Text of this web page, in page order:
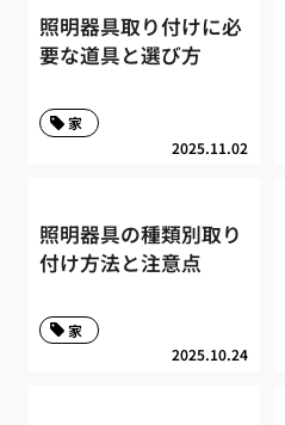
照明器具取り付けに必
要な道具と選び方
2025.11.02
家
照明器具の種類別取り
付け方法と注意点
2025.10.24
家